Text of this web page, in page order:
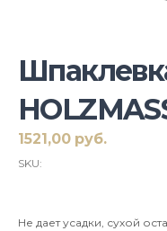
1521,00 руб.
SKU:
Не дает усадки, сухой